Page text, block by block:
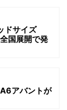
ドサイズ
国展開で発
アバントが